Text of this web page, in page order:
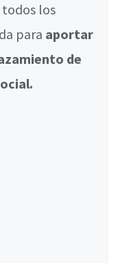
todos los
para aportar
de